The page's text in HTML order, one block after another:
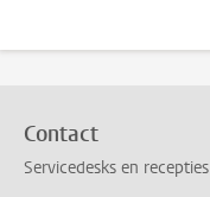
Contact
Servicedesks en recepties